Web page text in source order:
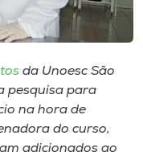
da Unoesc São
pesquisa para
na hora de
do curso,
adicionados ao